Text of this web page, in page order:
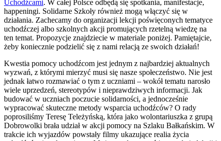
Uchodźcami. W całej Polsce odbędą się spotkania, manifestacje,
happeningi. Solidarne Szkoły również mogą włączyć się w
działania. Zachecamy do organizacji lekcji poświęconych tematyce
uchodźczej albo szkolnych akcji promujących rzetelną wiedzę na
ten temat. Propozycje znajdziecie w materiale poniżej. Pamiętajcie,
żeby koniecznie podzielić się z nami relacją ze swoich działań!
Kwestia pomocy uchodźcom jest jednym z najbardziej aktualnych
wyzwań, z którymi mierzyć musi się nasze społeczeństwo. Nie jest
jednak łatwo rozmawiać o tym z uczniami – wokół tematu narosło
wiele uprzedzeń, stereotypów i nieprawdziwych informacji. Jak
budować w uczniach poczucie solidarności, a jednocześnie
wypracować skuteczne metody wsparcia uchodźców? O rady
poprosiliśmy Teresę Teleżyńską, która jako wolontariuszka z grupą
Dobrowolki brała udział w akcji pomocy na Szlaku Bałkańskim. W
trakcie ich wyjazdów powstały filmy ukazujące realia życia